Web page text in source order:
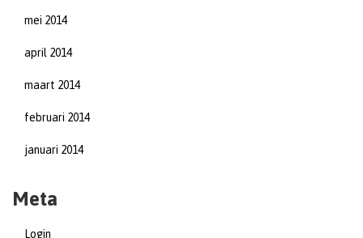
mei 2014
april 2014
maart 2014
februari 2014
januari 2014
Meta
Login